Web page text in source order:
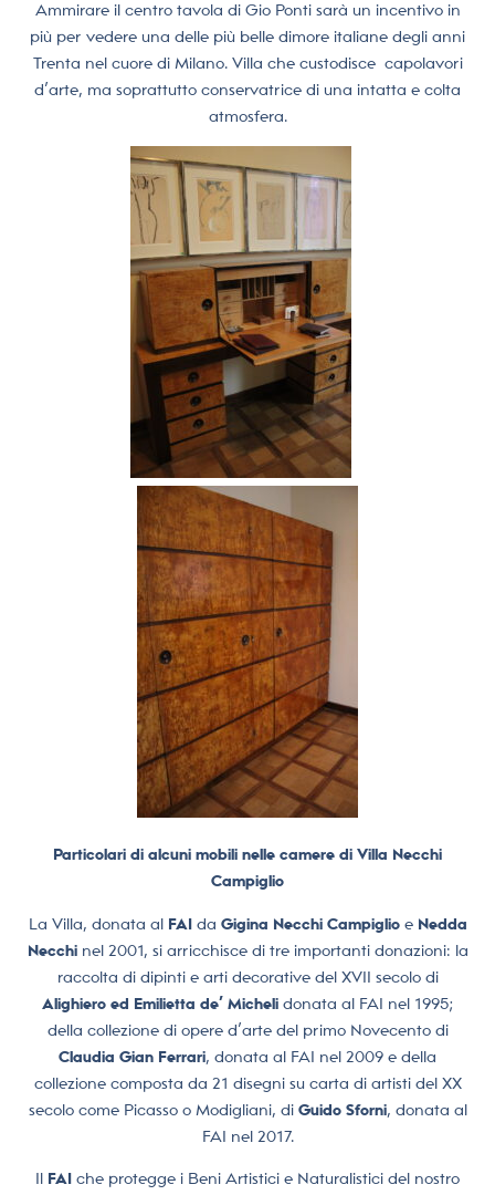
Ammirare il centro tavola di Gio Ponti sarà un incentivo in
più per vedere una delle più belle dimore italiane degli anni
Trenta nel cuore di Milano. Villa che custodisce capolavori
d’arte, ma soprattutto conservatrice di una intatta e colta
atmosfera.
Particolari di alcuni mobili nelle camere di Villa Necchi
Campiglio
La Villa, donata al FAI da Gigina Necchi Campiglio eNedda
Necchinel 2001, si arricchisce di tre importanti donazioni: la
raccolta di dipinti e arti decorative del XVII secolo di
Alighiero ed Emilietta de’ Micheli donata al FAI nel 1995;
della collezione di opere d’arte del primo Novecento di
Claudia Gian Ferrari, donata al FAI nel 2009 e della
collezione composta da 21 disegni su carta di artisti del XX
secolo come Picasso o Modigliani, di Guido Sforni, donata al
FAI nel 2017.
Il FAI che protegge i Beni Artistici e Naturalistici del nostro